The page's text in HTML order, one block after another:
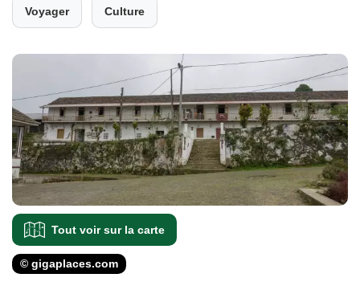
Voyager Culture
Tout voir sur la carte
© gigaplaces.com